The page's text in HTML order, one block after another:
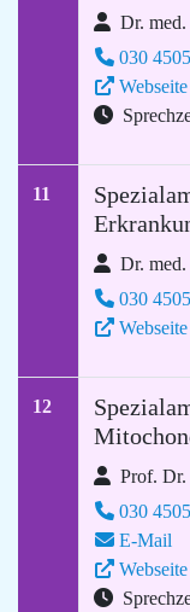
Dr.
030
Webseite
11
Dr.
030
Webseite
12
Prof. Dr.
030
E-Mail
Webseite